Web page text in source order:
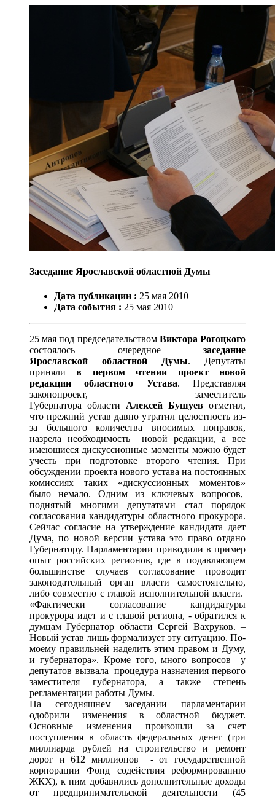
Заседание Ярославской областной Думы
Дата публикации : 25 мая 2010
Дата события : 25 мая 2010
25 мая под председательством Виктора Рогоцкого
состоялось очередное заседание
Ярославской областной Думы. Депутаты
принялив первом чтении проект новой
редакции областного Устава. Представляя
законопроект, заместитель
Губернатора области Алексей Бушуев отметил,
что прежний устав давно утратил целостность из-
за большого количества вносимых поправок,
назрела необходимость новой редакции, а все
имеющиеся дискуссионные моменты можно будет
учесть при подготовке второго чтения. При
обсуждении проекта нового устава на постоянных
комиссиях таких «дискуссионных моментов»
было немало. Одним из ключевых вопросов,
поднятый многими депутатами стал порядок
согласования кандидатуры областного прокурора.
Сейчас согласие на утверждение кандидата дает
Дума, по новой версии устава это право отдано
Губернатору. Парламентарии приводили в пример
опыт российских регионов, где в подавляющем
большинстве случаев согласование проводит
законодательный орган власти самостоятельно,
либо совместно с главой исполнительной власти.
«Фактически согласование кандидатуры
прокурора идет и с главой региона, - обратился к
думцам Губернатор области Сергей Вахруков. –
Новый устав лишь формализует эту ситуацию. По-
моему правильней наделить этим правом и Думу,
и губернатора». Кроме того, много вопросов у
депутатов вызвала процедура назначения первого
заместителя губернатора, а также степень
регламентации работы Думы.
На сегодняшнем заседании парламентарии
одобрили изменения в областной бюджет.
Основные изменения произошли за счет
поступления в область федеральных денег (три
миллиарда рублей на строительство и ремонт
дорог и 612 миллионов - от государственной
корпорации Фонд содействия реформированию
ЖКХ), к ним добавились дополнительные доходы
от предпринимательской деятельности (45